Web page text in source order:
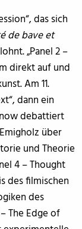
das sich
de bave et
„Panel 2 –
direkt auf und
Am 11.
dann ein
debattiert
über
und Theorie
4 – Thought
des filmischen
des
The Edge of